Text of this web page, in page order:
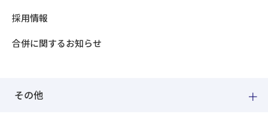
採用情報
合併に関するお知らせ
その他